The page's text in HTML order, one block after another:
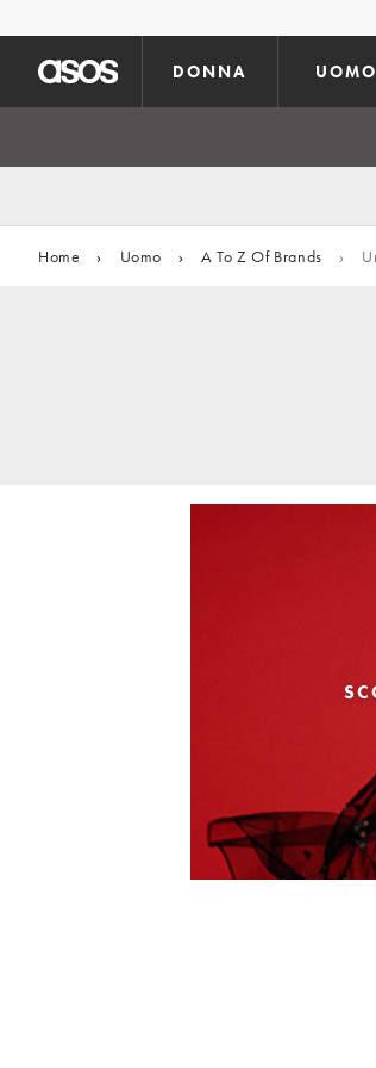
DONNA UOMO
Home › Uomo › A To Z Of Brands ›